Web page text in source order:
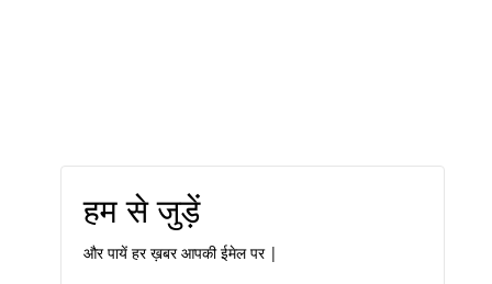
हम से जुड़ें
और पायें हर ख़बर आपकी ईमेल पर |